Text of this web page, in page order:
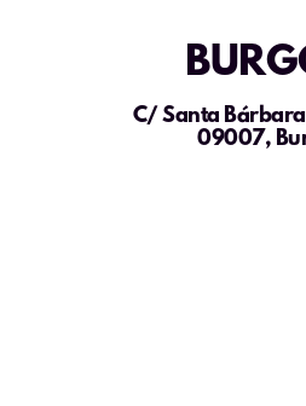
C/ Santa
09007,